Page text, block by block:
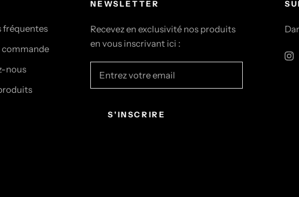
fréquentes
commande
nous
NEWSLETTER
Recevez en exclusivité nos produits
en vous inscrivant ici :
S'INSCRIRE